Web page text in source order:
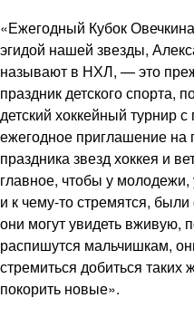
«Ежегодный Кубок
эгидой нашей звезды,
называют в НХЛ, — это
праздник детского спорта,
детский хоккейный турнир
ежегодное приглашение
праздника звезд хоккея и
главное, чтобы у молодежи,
и к чему-то стремятся,
они могут увидеть вживую,
распишутся мальчишкам,
стремиться добиться
покорить новые».